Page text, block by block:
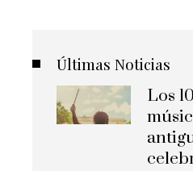
Últimas Noticias
Los